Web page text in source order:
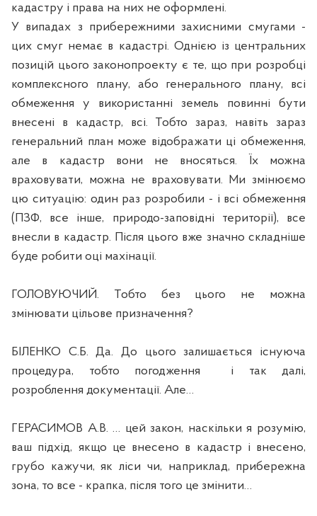
кадастру і права на них не оформлені.
У випадах з прибережними захисними смугами -
цих смуг немає в кадастрі. Однією із центральних
позицій цього законопроекту є те, що при розробці
комплексного плану, або генерального плану, всі
обмеження у використанні земель повинні бути
внесені в кадастр, всі. Тобто зараз, навіть зараз
генеральний план може відображати ці обмеження,
але в кадастр вони не вносяться. Їх можна
враховувати, можна не враховувати. Ми змінюємо
цю ситуацію: один раз розробили - і всі обмеження
(ПЗФ, все інше, природо-заповідні території), все
внесли в кадастр. Після цього вже значно складніше
буде робити оці махінації.
ГОЛОВУЮЧИЙ. Тобто без цього не можна
змінювати цільове призначення?
БІЛЕНКО С.Б. Да. До цього залишається існуюча
процедура, тобто погодження
і так далі,
розроблення документації. Але…
ГЕРАСИМОВ А.В. … цей закон, наскільки я розумію,
ваш підхід, якщо це внесено в кадастр і внесено,
грубо кажучи, як ліси чи, наприклад, прибережна
зона, то все - крапка, після того це змінити…